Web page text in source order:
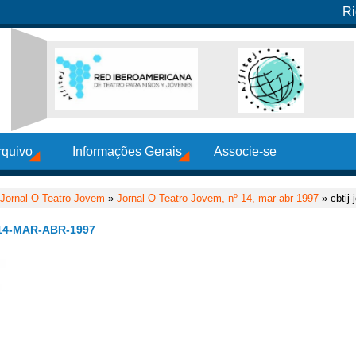
Informações Gerais Associe-se
Jornal O Teatro Jovem » Jornal O Teatro Jovem, nº 14, mar-abr 1997 » cbtij-
MAR-ABR-1997